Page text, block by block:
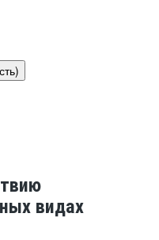
видах